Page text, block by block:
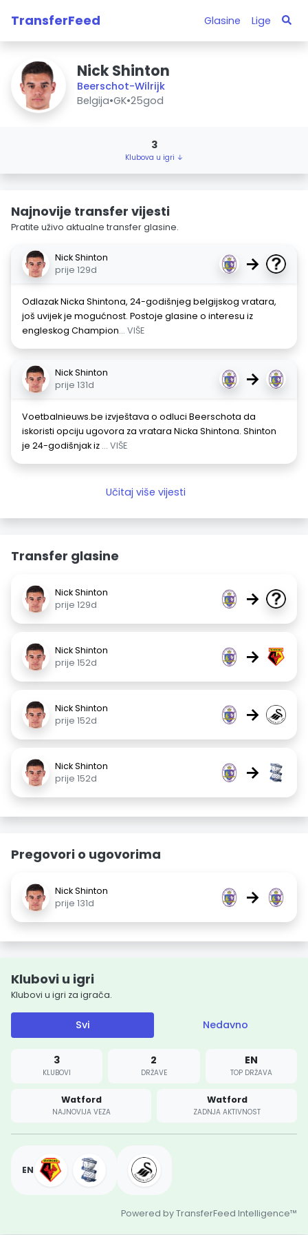
TransferFeed Glasine Lige
Nick Shinton
Beerschot-Wilrijk
Belgija•GK•25god
3
Klubova u igri ↓
Najnovije transfer vijesti
Pratite uživo aktualne transfer glasine.
Nick Shinton
prije 129d
→
Odlazak Nicka Shintona, 24-godišnjeg belgijskog vratara,
još uvijek je mogućnost. Postoje glasine o interesu iz
engleskog Champion... VIŠE
Nick Shinton
prije 131d
→
Voetbalnieuws.be izvještava o odluci Beerschota da
iskoristi opciju ugovora za vratara Nicka Shintona. Shinton
je 24-godišnjak iz ... VIŠE
Učitaj više vijesti
Transfer glasine
Nick Shinton
prije 129d
→
Nick Shinton
prije 152d
→
Nick Shinton
prije 152d
→
Nick Shinton
prije 152d
→
Pregovori o ugovorima
Nick Shinton
prije 131d
→
Klubovi u igri
Klubovi u igri za igrača.
Svi Nedavno
3
KLUBOVI
2
DRŽAVE
EN
TOP DRŽAVA
Watford
NAJNOVIJA VEZA
Watford
ZADNJA AKTIVNOST
EN
Powered by TransferFeed Intelligence™